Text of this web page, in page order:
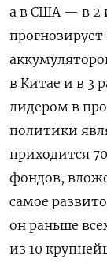
а в США — в 2
в Китае и в 3
лидером в
политики
приходится
фондов,
самое
он раньше
из 10